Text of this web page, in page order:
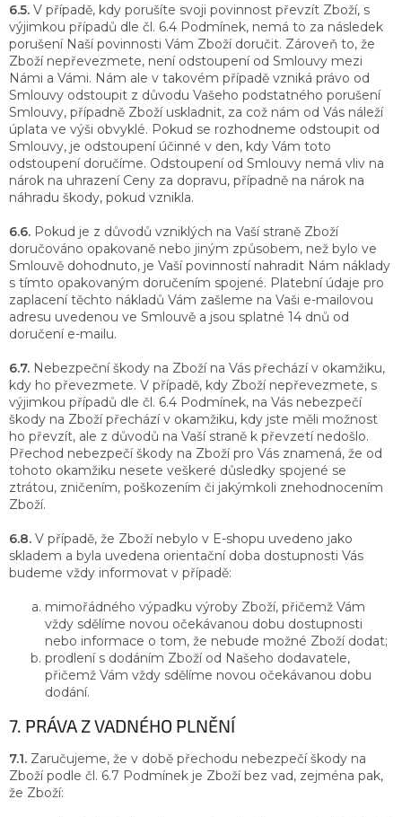
6.5. V případě, kdy porušíte svoji povinnost převzít Zboží, s
výjimkou případů dle čl. 6.4 Podmínek, nemá to za následek
porušení Naší povinnosti Vám Zboží doručit. Zároveň to, že
Zboží nepřevezmete, není odstoupení od Smlouvy mezi
Námi a Vámi. Nám ale v takovém případě vzniká právo od
Smlouvy odstoupit z důvodu Vašeho podstatného porušení
Smlouvy, případně Zboží uskladnit, za což nám od Vás náleží
úplata ve výši obvyklé. Pokud se rozhodneme odstoupit od
Smlouvy, je odstoupení účinné v den, kdy Vám toto
odstoupení doručíme. Odstoupení od Smlouvy nemá vliv na
nárok na uhrazení Ceny za dopravu, případně na nárok na
náhradu škody, pokud vznikla.
6.6. Pokud je z důvodů vzniklých na Vaší straně Zboží
doručováno opakovaně nebo jiným způsobem, než bylo ve
Smlouvě dohodnuto, je Vaší povinností nahradit Nám náklady
s tímto opakovaným doručením spojené. Platební údaje pro
zaplacení těchto nákladů Vám zašleme na Vaši e-mailovou
adresu uvedenou ve Smlouvě a jsou splatné 14 dnů od
doručení e-mailu.
6.7. Nebezpeční škody na Zboží na Vás přechází v okamžiku,
kdy ho převezmete. V případě, kdy Zboží nepřevezmete, s
výjimkou případů dle čl. 6.4 Podmínek, na Vás nebezpečí
škody na Zboží přechází v okamžiku, kdy jste měli možnost
ho převzít, ale z důvodů na Vaší straně k převzetí nedošlo.
Přechod nebezpečí škody na Zboží pro Vás znamená, že od
tohoto okamžiku nesete veškeré důsledky spojené se
ztrátou, zničením, poškozením či jakýmkoli znehodnocením
Zboží.
6.8. V případě, že Zboží nebylo v E-shopu uvedeno jako
skladem a byla uvedena orientační doba dostupnosti Vás
budeme vždy informovat v případě:
mimořádného výpadku výroby Zboží, přičemž Vám
vždy sdělíme novou očekávanou dobu dostupnosti
nebo informace o tom, že nebude možné Zboží dodat;
prodlení s dodáním Zboží od Našeho dodavatele,
přičemž Vám vždy sdělíme novou očekávanou dobu
dodání.
7. PRÁVA Z VADNÉHO PLNĚNÍ
7.1. Zaručujeme, že v době přechodu nebezpečí škody na
Zboží podle čl. 6.7 Podmínek je Zboží bez vad, zejména pak,
že Zboží: